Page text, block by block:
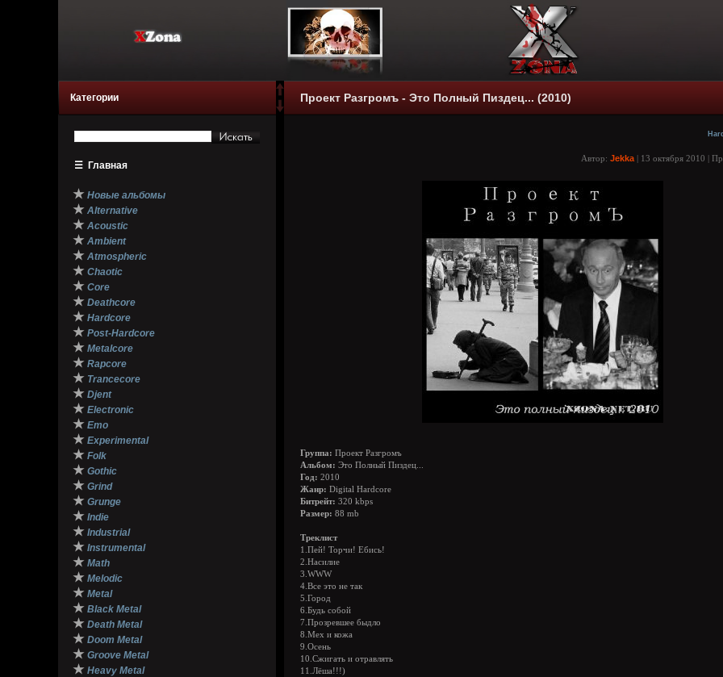
Категории
☰ Главная
★ Новые альбомы
★ Alternative
★ Acoustic
★ Ambient
★ Atmospheric
★ Chaotic
★ Core
★ Deathcore
★ Hardcore
★ Post-Hardcore
★ Metalcore
★ Rapcore
★ Trancecore
★ Djent
★ Electronic
★ Emo
★ Experimental
★ Folk
★ Gothic
★ Grind
★ Grunge
★ Indie
★ Industrial
★ Instrumental
★ Math
★ Melodic
★ Metal
★ Black Metal
★ Death Metal
★ Doom Metal
★ Groove Metal
★ Heavy Metal
Проект Разгромъ - Это Полный Пиздец... (2010)
Автор: Jekka | 13 октября 2010 |
Группа: Проект Разгромъ
Альбом: Это Полный Пиздец...
Год: 2010
Жанр: Digital Hardcore
Битрейт: 320 kbps
Размер: 88 mb
Треклист
1.Пей! Торчи! Ебись!
2.Насилие
3.WWW
4.Все это не так
5.Город
6.Будь собой
7.Прозревшее быдло
8.Мех и кожа
9.Осень
10.Сжигать и отравлять
11.Лёша!!!)